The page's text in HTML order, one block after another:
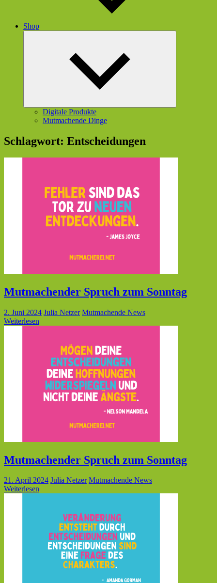
Shop
Digitale Produkte
Mutmachende Dinge
Schlagwort: Entscheidungen
Mutmachender Spruch zum Sonntag
2. Juni 2024 Julia Netzer Mutmachende News
Weiterlesen
Mutmachender Spruch zum Sonntag
21. April 2024 Julia Netzer Mutmachende News
Weiterlesen